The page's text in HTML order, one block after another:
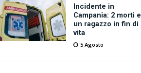
Incidente in
Campania: 2 morti e
un ragazzo in fin di
vita
5 Agosto